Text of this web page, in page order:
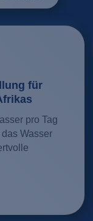
für
pro Tag
Wasser